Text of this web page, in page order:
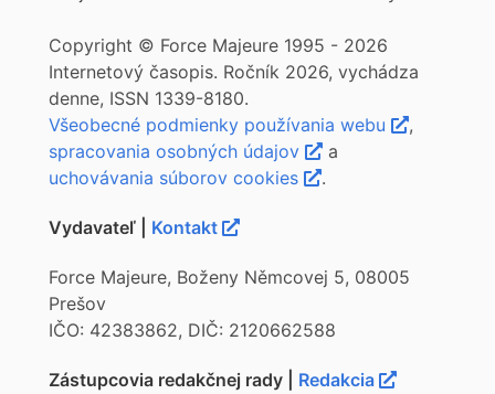
Copyright © Force Majeure 1995 - 2026
Internetový časopis. Ročník 2026, vychádza
denne, ISSN 1339-8180.
Všeobecné podmienky používania webu
,
spracovania osobných údajov
a
uchovávania súborov cookies
.
Vydavateľ | Kontakt
Force Majeure, Boženy Němcovej 5, 08005
Prešov
IČO: 42383862, DIČ: 2120662588
Zástupcovia redakčnej rady | Redakcia